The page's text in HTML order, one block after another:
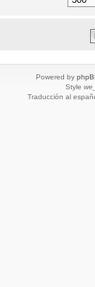
Powered by
Style
Traducción al